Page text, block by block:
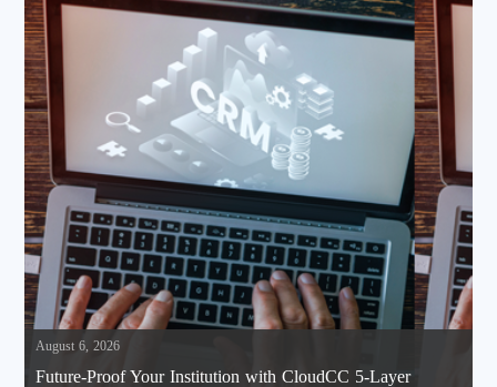
August 6, 2026
Future-Proof Your Institution with CloudCC 5-Layer